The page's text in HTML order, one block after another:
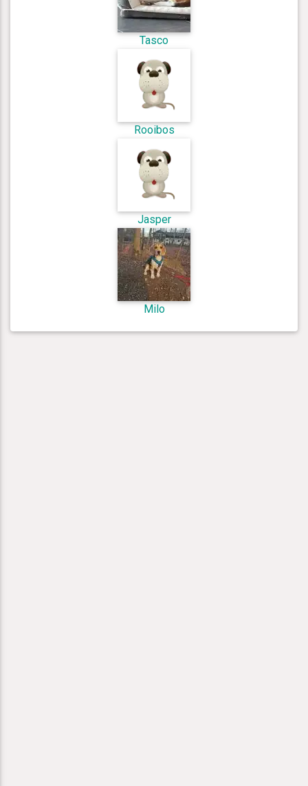
Tasco
Rooibos
Jasper
Milo